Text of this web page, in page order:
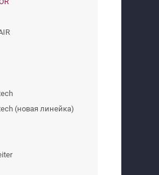
(новая линейка)